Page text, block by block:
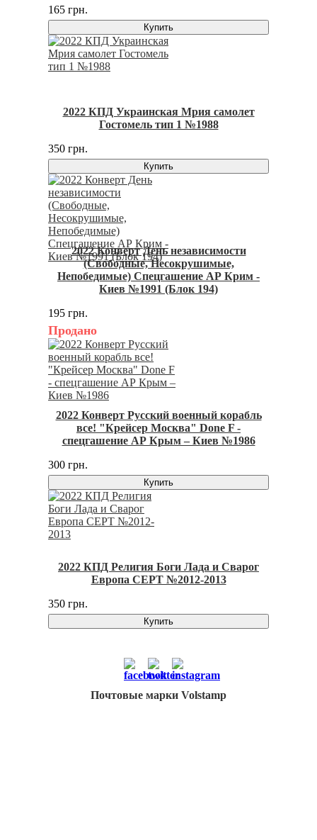
165 грн.
Купить
2022 КПД Украинская Мрия самолет
Гостомель тип 1 №1988
350 грн.
Купить
2022 Конверт День независимости
(Свободные, Несокрушимые,
Непобедимые) Спецгашение АР Крим -
Киев №1991 (Блок 194)
195 грн.
Продано
2022 Конверт Русский военный корабль
все! "Крейсер Москва" Done F -
спецгашение АР Крым – Киев №1986
300 грн.
Купить
2022 КПД Религия Боги Лада и Сварог
Европа СЕРТ №2012-2013
350 грн.
Купить
Почтовые марки Volstamp